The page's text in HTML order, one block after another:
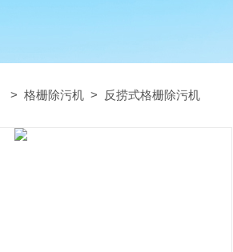
> 格栅除污机 > 反捞式格栅除污机